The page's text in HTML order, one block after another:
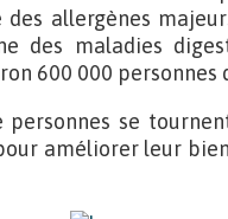
allergènes
des maladies
600 000 personnes
personnes se
améliorer leur